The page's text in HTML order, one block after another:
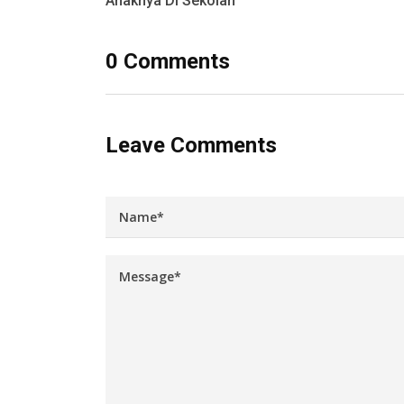
0 Comments
Leave Comments